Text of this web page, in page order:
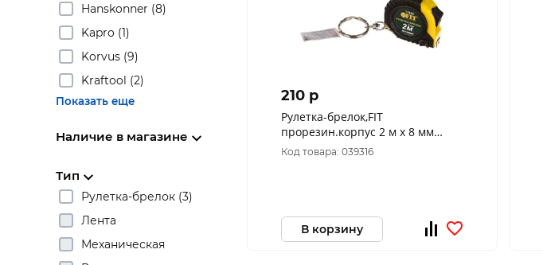
Hanskonner (8)
Kapro (1)
Korvus (9)
Kraftool (2)
Показать еще
Наличие в магазине
Тип
Рулетка-брелок (3)
Лента
Механическая
210 p
Рулетка-брелок,FIT
прорезин.корпус 2 м x 8 мм
17825
Код товара: 039316
В корзину